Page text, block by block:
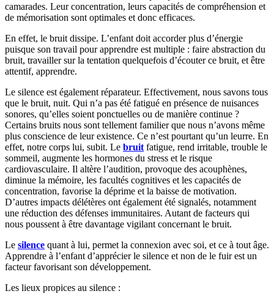
camarades. Leur concentration, leurs capacités de compréhension et
de mémorisation sont optimales et donc efficaces.
En effet, le bruit dissipe. L’enfant doit accorder plus d’énergie
puisque son travail pour apprendre est multiple : faire abstraction du
bruit, travailler sur la tentation quelquefois d’écouter ce bruit, et être
attentif, apprendre.
Le silence est également réparateur. Effectivement, nous savons tous
que le bruit, nuit. Qui n’a pas été fatigué en présence de nuisances
sonores, qu’elles soient ponctuelles ou de manière continue ?
Certains bruits nous sont tellement familier que nous n’avons même
plus conscience de leur existence. Ce n’est pourtant qu’un leurre. En
effet, notre corps lui, subit. Le bruit fatigue, rend irritable, trouble le
sommeil, augmente les hormones du stress et le risque
cardiovasculaire. Il altère l’audition, provoque des acouphènes,
diminue la mémoire, les facultés cognitives et les capacités de
concentration, favorise la déprime et la baisse de motivation.
D’autres impacts délétères ont également été signalés, notamment
une réduction des défenses immunitaires. Autant de facteurs qui
nous poussent à être davantage vigilant concernant le bruit.
Le silence quant à lui, permet la connexion avec soi, et ce à tout âge.
Apprendre à l’enfant d’apprécier le silence et non de le fuir est un
facteur favorisant son développement.
Les lieux propices au silence :